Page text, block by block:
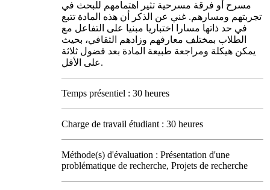
مسرح أو فرقة مسرحية تثير اهتمامهم للبحث في
تجربتهم ومسارهم. غني عن الذكر أن هذه المادة تتبع
في حد ذاتها مسارا اختباريا مبنيا على التفاعل مع
الطلاب بمختلف معارفهم وزادهم الثقافي، بحيث
يمكن هيكلة ومراجعة طبيعة المادة بعد فضول ثلاثة
على الأقل.
Temps présentiel : 30 heures
Charge de travail étudiant : 30 heures
Méthode(s) d'évaluation : Présentation d'une
problématique de recherche, Projets de recherche